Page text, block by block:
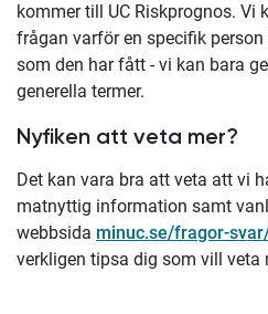
kommer till UC Riskprognos. Vi
frågan varför en specifik
som den har fått - vi kan bara
generella termer.
Nyfiken att veta mer?
Det kan vara bra att veta att vi
matnyttig information samt
webbsida minuc.se/fragor-
verkligen tipsa dig som vill veta